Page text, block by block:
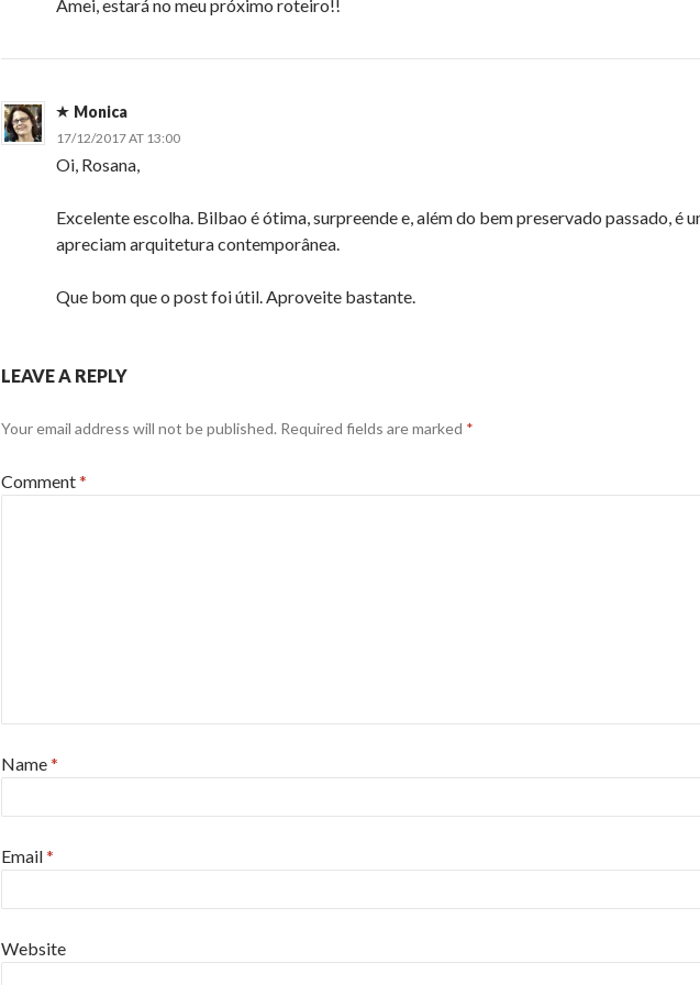
Amei, estará no meu próximo roteiro!!
Monica
17/12/2017 AT 13:00
Oi, Rosana,
Excelente escolha. Bilbao é ótima, surpreende e, além do bem preservado passado, é
apreciam arquitetura contemporânea.
Que bom que o post foi útil. Aproveite bastante.
LEAVE A REPLY
Your email address will not be published. Required fields are marked *
Comment*
Name*
Email*
Website